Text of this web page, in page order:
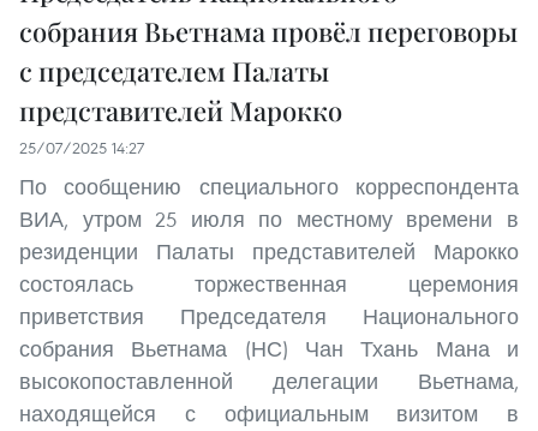
собрания Вьетнама провёл переговоры
с председателем Палаты
представителей Марокко
25/07/2025 14:27
По сообщению специального корреспондента
ВИА, утром 25 июля по местному времени в
резиденции Палаты представителей Марокко
состоялась торжественная церемония
приветствия Председателя Национального
собрания Вьетнама (НС) Чан Тхань Мана и
высокопоставленной делегации Вьетнама,
находящейся с официальным визитом в